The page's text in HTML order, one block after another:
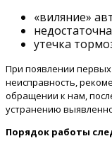
«виляние»
утечка
При появлении
неисправность,
обращении к нам,
устранению
Порядок работы